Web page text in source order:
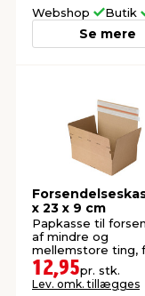
Webshop Butik
Se mere
x 23 x 9 cm
Papkasse til
af mindre og
mellemstore ting,
og boliginteriør.
mærket.
12,95pr. stk.
Lev. omk. tillægges